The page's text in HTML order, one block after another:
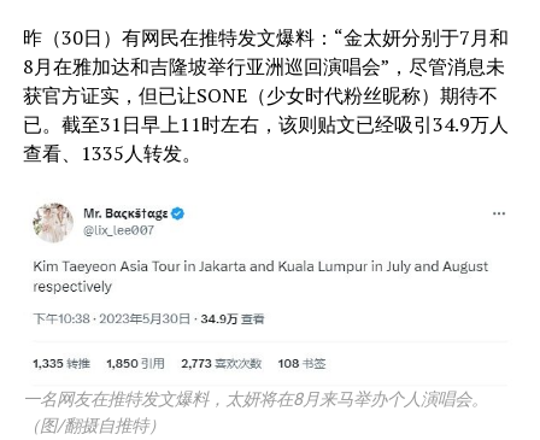
昨（30日）有网民在推特发文爆料：“金太妍分别于7月和
8月在雅加达和吉隆坡举行亚洲巡回演唱会”，尽管消息未
获官方证实，但已让SONE（少女时代粉丝昵称）期待不
已。截至31日早上11时左右，该则贴文已经吸引34.9万人
查看、1335人转发。
一名网友在推特发文爆料，太妍将在8月来马举办个人演唱会。
（图/翻摄自推特）